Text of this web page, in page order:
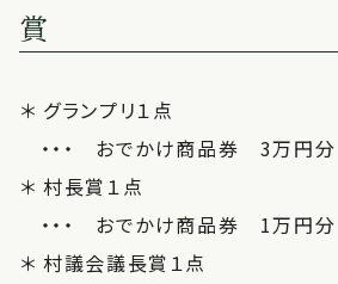
賞
＊ グランプリ１点
・・・ おでかけ商品券 3万円分
＊ 村長賞１点
・・・ おでかけ商品券 1万円分
＊ 村議会議長賞１点